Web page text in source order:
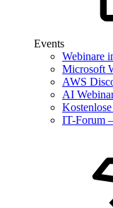
Events
Webinare
Microsoft
AWS
AI
IT-Forum